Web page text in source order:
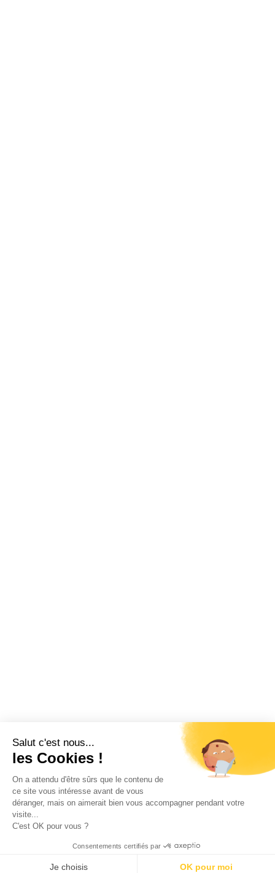
Salut c'est nous...
les Cookies !
On a attendu d'être sûrs que le contenu de
ce site vous intéresse avant de vous
déranger, mais on aimerait bien vous accompagner pendant votre
visite...
C'est OK pour vous ?
Consentements certifiés par
Je choisis OK pour moi